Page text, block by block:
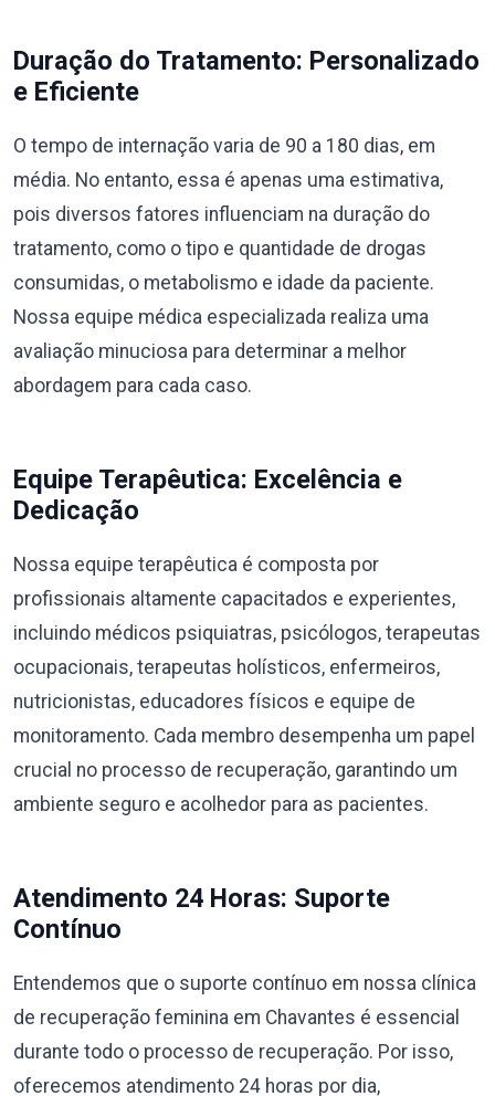
Duração do Tratamento: Personalizado
e Eficiente
O tempo de internação varia de 90 a 180 dias, em
média. No entanto, essa é apenas uma estimativa,
pois diversos fatores influenciam na duração do
tratamento, como o tipo e quantidade de drogas
consumidas, o metabolismo e idade da paciente.
Nossa equipe médica especializada realiza uma
avaliação minuciosa para determinar a melhor
abordagem para cada caso.
Equipe Terapêutica: Excelência e
Dedicação
Nossa equipe terapêutica é composta por
profissionais altamente capacitados e experientes,
incluindo médicos psiquiatras, psicólogos, terapeutas
ocupacionais, terapeutas holísticos, enfermeiros,
nutricionistas, educadores físicos e equipe de
monitoramento. Cada membro desempenha um papel
crucial no processo de recuperação, garantindo um
ambiente seguro e acolhedor para as pacientes.
Atendimento 24 Horas: Suporte
Contínuo
Entendemos que o suporte contínuo em nossa clínica
de recuperação feminina em Chavantes é essencial
durante todo o processo de recuperação. Por isso,
oferecemos atendimento 24 horas por dia,